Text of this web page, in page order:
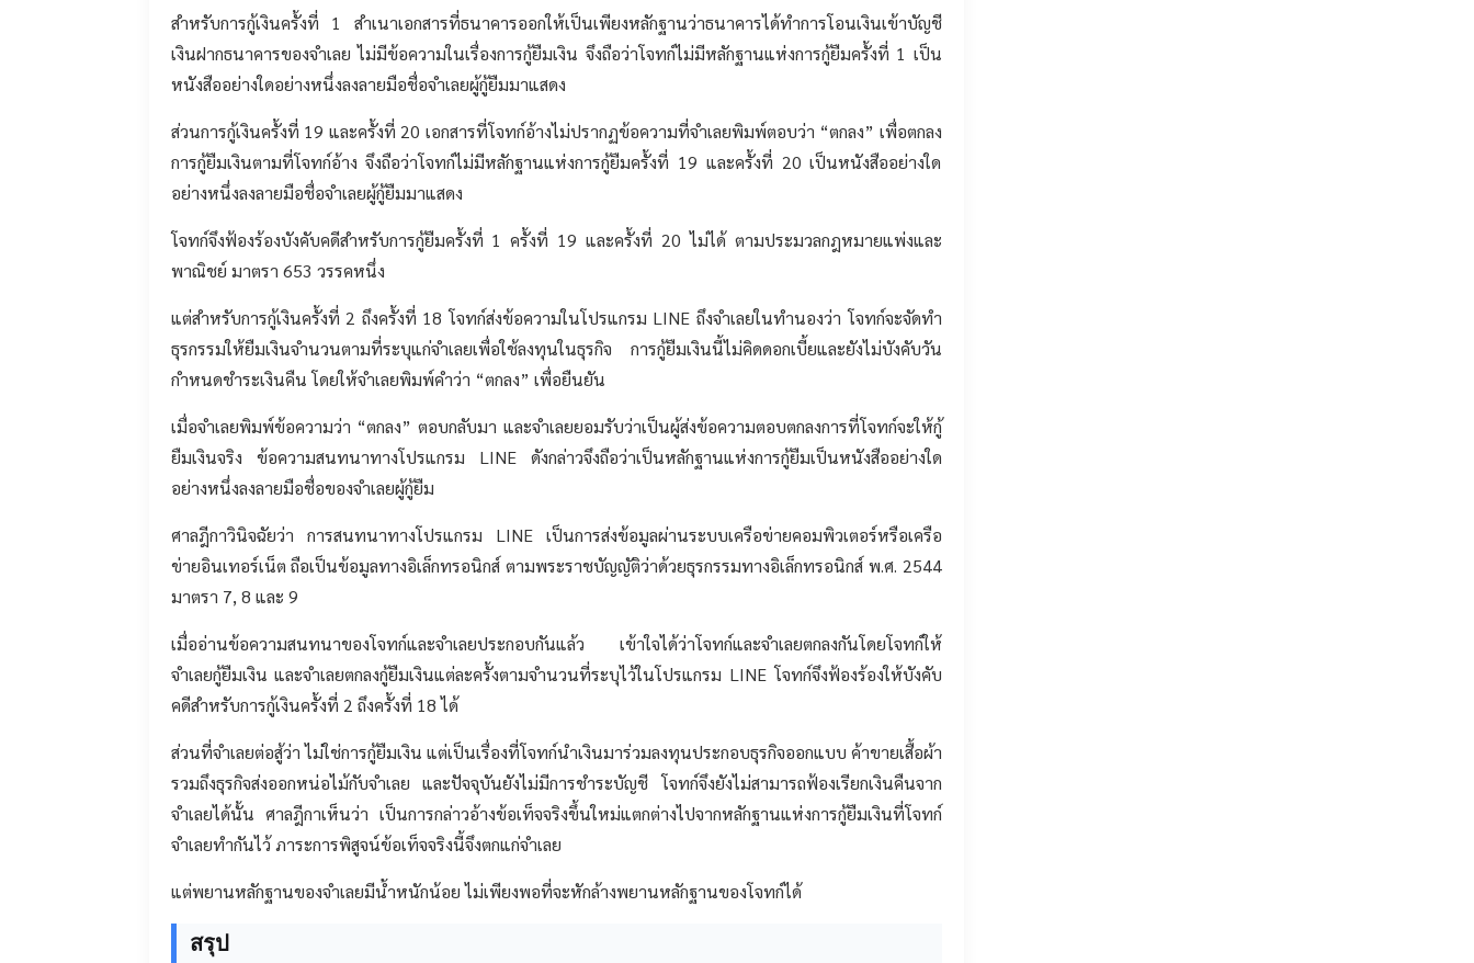
สำหรับการกู้เงินครั้งที่ 1 สำเนาเอกสารที่ธนาคารออกให้เป็นเพียงหลักฐานว่าธนาคารได้ทำการโอนเงินเข้าบัญชี
เงินฝากธนาคารของจำเลย ไม่มีข้อความในเรื่องการกู้ยืมเงิน จึงถือว่าโจทก์ไม่มีหลักฐานแห่งการกู้ยืมครั้งที่ 1 เป็น
หนังสืออย่างใดอย่างหนึ่งลงลายมือชื่อจำเลยผู้กู้ยืมมาแสดง
ส่วนการกู้เงินครั้งที่ 19 และครั้งที่ 20 เอกสารที่โจทก์อ้างไม่ปรากฏข้อความที่จำเลยพิมพ์ตอบว่า “ตกลง” เพื่อตกลง
การกู้ยืมเงินตามที่โจทก์อ้าง จึงถือว่าโจทก์ไม่มีหลักฐานแห่งการกู้ยืมครั้งที่ 19 และครั้งที่ 20 เป็นหนังสืออย่างใด
อย่างหนึ่งลงลายมือชื่อจำเลยผู้กู้ยืมมาแสดง
โจทก์จึงฟ้องร้องบังคับคดีสำหรับการกู้ยืมครั้งที่ 1 ครั้งที่ 19 และครั้งที่ 20 ไม่ได้ ตามประมวลกฎหมายแพ่งและ
พาณิชย์ มาตรา 653 วรรคหนึ่ง
แต่สำหรับการกู้เงินครั้งที่ 2 ถึงครั้งที่ 18 โจทก์ส่งข้อความในโปรแกรม LINE ถึงจำเลยในทำนองว่า โจทก์จะจัดทำ
ธุรกรรมให้ยืมเงินจำนวนตามที่ระบุแก่จำเลยเพื่อใช้ลงทุนในธุรกิจ การกู้ยืมเงินนี้ไม่คิดดอกเบี้ยและยังไม่บังคับวัน
กำหนดชำระเงินคืน โดยให้จำเลยพิมพ์คำว่า “ตกลง” เพื่อยืนยัน
เมื่อจำเลยพิมพ์ข้อความว่า “ตกลง” ตอบกลับมา และจำเลยยอมรับว่าเป็นผู้ส่งข้อความตอบตกลงการที่โจทก์จะให้กู้
ยืมเงินจริง ข้อความสนทนาทางโปรแกรม LINE ดังกล่าวจึงถือว่าเป็นหลักฐานแห่งการกู้ยืมเป็นหนังสืออย่างใด
อย่างหนึ่งลงลายมือชื่อของจำเลยผู้กู้ยืม
ศาลฎีกาวินิจฉัยว่า การสนทนาทางโปรแกรม LINE เป็นการส่งข้อมูลผ่านระบบเครือข่ายคอมพิวเตอร์หรือเครือ
ข่ายอินเทอร์เน็ต ถือเป็นข้อมูลทางอิเล็กทรอนิกส์ ตามพระราชบัญญัติว่าด้วยธุรกรรมทางอิเล็กทรอนิกส์ พ.ศ. 2544
มาตรา 7, 8 และ 9
เมื่ออ่านข้อความสนทนาของโจทก์และจำเลยประกอบกันแล้ว เข้าใจได้ว่าโจทก์และจำเลยตกลงกันโดยโจทก์ให้
จำเลยกู้ยืมเงิน และจำเลยตกลงกู้ยืมเงินแต่ละครั้งตามจำนวนที่ระบุไว้ในโปรแกรม LINE โจทก์จึงฟ้องร้องให้บังคับ
คดีสำหรับการกู้เงินครั้งที่ 2 ถึงครั้งที่ 18 ได้
ส่วนที่จำเลยต่อสู้ว่า ไม่ใช่การกู้ยืมเงิน แต่เป็นเรื่องที่โจทก์นำเงินมาร่วมลงทุนประกอบธุรกิจออกแบบ ค้าขายเสื้อผ้า
รวมถึงธุรกิจส่งออกหน่อไม้กับจำเลย และปัจจุบันยังไม่มีการชำระบัญชี โจทก์จึงยังไม่สามารถฟ้องเรียกเงินคืนจาก
จำเลยได้นั้น ศาลฎีกาเห็นว่า เป็นการกล่าวอ้างข้อเท็จจริงขึ้นใหม่แตกต่างไปจากหลักฐานแห่งการกู้ยืมเงินที่โจทก์
จำเลยทำกันไว้ ภาระการพิสูจน์ข้อเท็จจริงนี้จึงตกแก่จำเลย
แต่พยานหลักฐานของจำเลยมีน้ำหนักน้อย ไม่เพียงพอที่จะหักล้างพยานหลักฐานของโจทก์ได้
สรุป